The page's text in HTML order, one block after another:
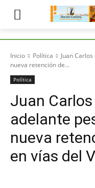
Inicio Política
Juan
nueva retención de...
Política
Juan
adelante
nueva
en vías del